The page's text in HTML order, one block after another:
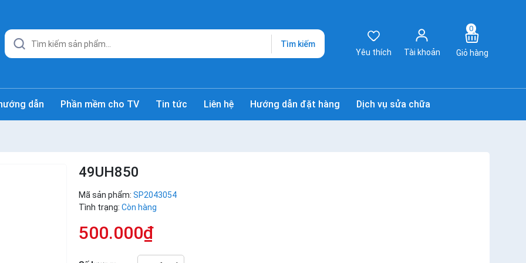
Tìm kiếm
Yêu thích
Tài khoản
0
Giỏ hàng
dẫn Phần mềm cho TV Tin tức Liên hệ Hướng dẫn đặt hàng Dịch vụ sửa chữa
49UH850
Mã sản phẩm: SP2043054
Tình trạng: Còn hàng
500.000₫